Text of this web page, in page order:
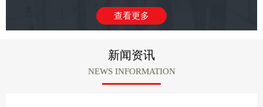
查看更多
新闻资讯
NEWS INFORMATION